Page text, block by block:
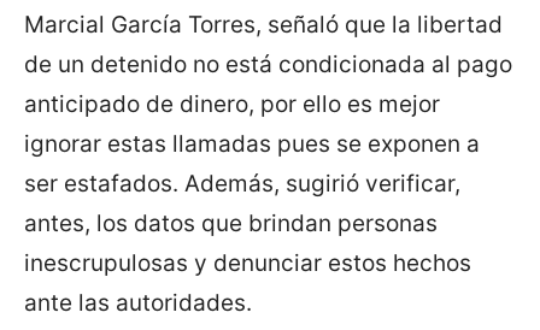
Marcial García Torres, señaló que la libertad
de un detenido no está condicionada al pago
anticipado de dinero, por ello es mejor
ignorar estas llamadas pues se exponen a
ser estafados. Además, sugirió verificar,
antes, los datos que brindan personas
inescrupulosas y denunciar estos hechos
ante las autoridades.